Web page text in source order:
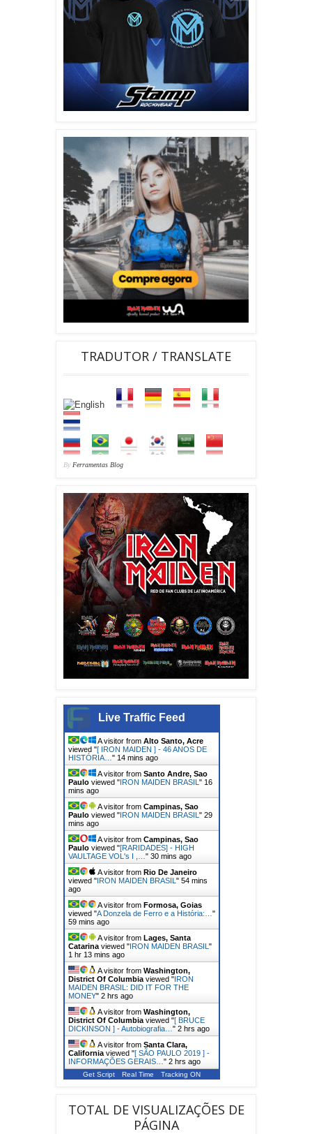
TRADUTOR / TRANSLATE
By Ferramentas Blog
Live Traffic Feed
A visitor from Alto Santo, Acre
viewed "[ IRON MAIDEN ] - 46 ANOS DE
HISTÓRIA… " 14 mins ago
A visitor from Santo Andre, Sao
Paulo viewed "IRON MAIDEN BRASIL " 16
mins ago
A visitor from Campinas, Sao
Paulo viewed "IRON MAIDEN BRASIL " 29
mins ago
A visitor from Campinas, Sao
Paulo viewed "[RARIDADES] - HIGH
VAULTAGE VOL's I ,… " 30 mins ago
A visitor from Rio De Janeiro
viewed "IRON MAIDEN BRASIL " 54 mins
ago
A visitor from Formosa, Goias
viewed "A Donzela de Ferro e a História:… "
59 mins ago
A visitor from Lages, Santa
Catarina viewed "IRON MAIDEN BRASIL "
1 hr 13 mins ago
A visitor from Washington,
District Of Columbia viewed "IRON
MAIDEN BRASIL: DID IT FOR THE
MONEY" 2 hrs ago
A visitor from Washington,
District Of Columbia viewed "[ BRUCE
DICKINSON ] - Autobiografia… " 2 hrs ago
A visitor from Santa Clara,
California viewed "[ SÃO PAULO 2019 ] -
INFORMAÇÕES GERAIS… " 2 hrs ago
Get Script Real Time Tracking ON
TOTAL DE VISUALIZAÇÕES DE
PÁGINA